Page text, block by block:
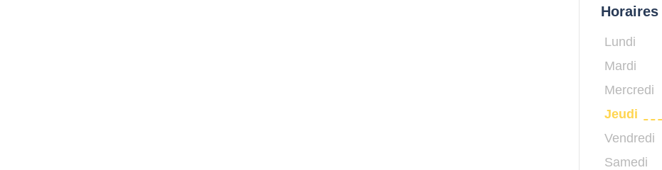
Horaires
Lundi
Mardi
Mercredi
Jeudi
Vendredi
Samedi